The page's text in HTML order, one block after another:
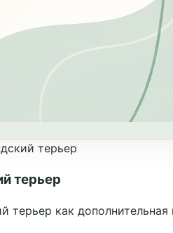
терьер
терьер
как дополнительная